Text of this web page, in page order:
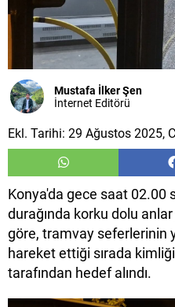
Mustafa İlker Şen
İnternet Editörü
Ekl. Tarihi: 29 Ağustos 2025,
Konya'da gece saat 02.00
durağında korku dolu
göre, tramvay seferlerinin
hareket ettiği sırada
tarafından hedef alındı.